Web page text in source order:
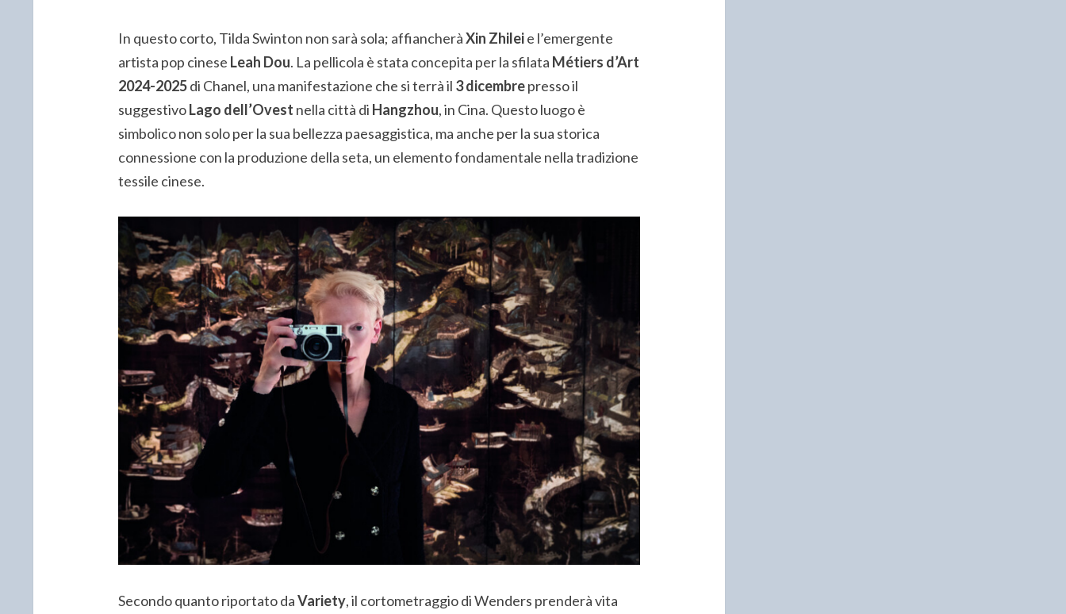
In questo corto, Tilda Swinton non sarà sola; affiancheràXin Zhileie l’emergente
artista pop cinese Leah Dou. La pellicola è stata concepita per la sfilata Métiers d’Art
2024-2025di Chanel, una manifestazione che si terrà il 3 dicembrepresso il
suggestivoLago dell’Ovest nella città di Hangzhou, in Cina. Questo luogo è
simbolico non solo per la sua bellezza paesaggistica, ma anche per la sua storica
connessione con la produzione della seta, un elemento fondamentale nella tradizione
tessile cinese.
Secondo quanto riportato daVariety, il cortometraggio di Wenders prenderà vita